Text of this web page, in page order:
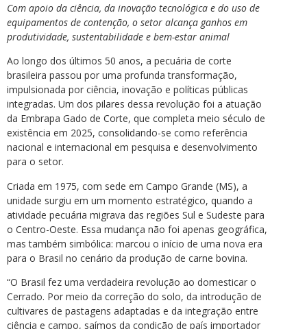
Com apoio da ciência, da inovação tecnológica e do uso de
equipamentos de contenção, o setor alcança ganhos em
produtividade, sustentabilidade e bem-estar animal
Ao longo dos últimos 50 anos, a pecuária de corte
brasileira passou por uma profunda transformação,
impulsionada por ciência, inovação e políticas públicas
integradas. Um dos pilares dessa revolução foi a atuação
da Embrapa Gado de Corte, que completa meio século de
existência em 2025, consolidando-se como referência
nacional e internacional em pesquisa e desenvolvimento
para o setor.
Criada em 1975, com sede em Campo Grande (MS), a
unidade surgiu em um momento estratégico, quando a
atividade pecuária migrava das regiões Sul e Sudeste para
o Centro-Oeste. Essa mudança não foi apenas geográfica,
mas também simbólica: marcou o início de uma nova era
para o Brasil no cenário da produção de carne bovina.
“O Brasil fez uma verdadeira revolução ao domesticar o
Cerrado. Por meio da correção do solo, da introdução de
cultivares de pastagens adaptadas e da integração entre
ciência e campo, saímos da condição de país importador